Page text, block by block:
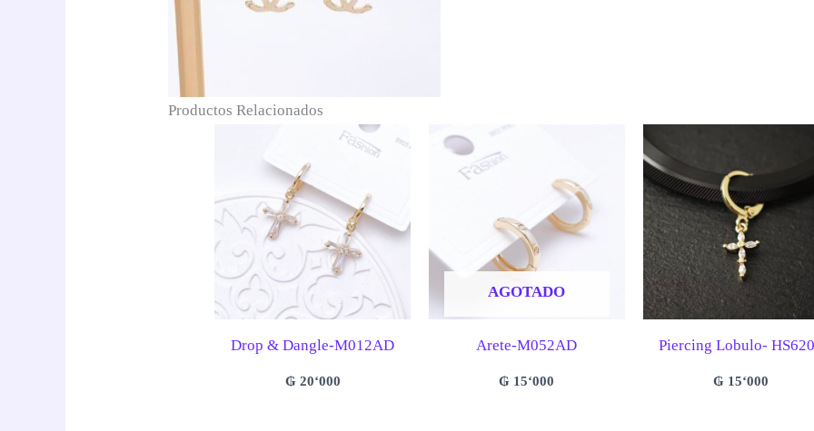
Productos Relacionados
Drop & Dangle-M012AD
₲20‘000
AGOTADO
Arete-M052AD
₲ 15‘000
Piercing Lobulo-
₲15‘000